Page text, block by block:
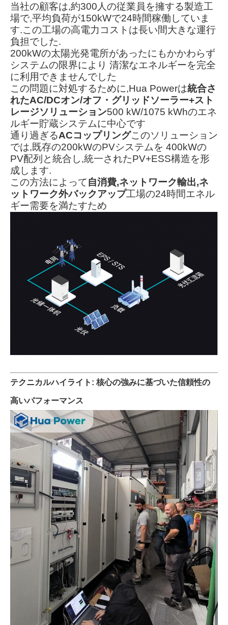
当社の顧客は,約300人の従業員を擁する製造工
場で,平均負荷が150kWで24時間稼働していま
す.この工場の高電力コストは長い間大きな運行
負担でした.
200kWの太陽光発電所があったにもかかわらず
システムの限界により 清潔なエネルギーを完全
に利用できませんでした
この問題に対処するために,Hua Powerは統合さ
れたAC/DCオン/オフ・グリッドソーラー+スト
レージソリューション500 kW/1075 kWhのエネ
ルギー貯蔵システムに中心です
通り過ぎるACコップリングこのソリューション
では,既存の200kWのPVシステムを 400kWの
PV配列と統合し,統一されたPV+ESS構造を形
成します.
この方法によって自消費,ネットワーク輸出,ネ
ットワーク外バックアップ工場の24時間エネル
ギー需要を満たすため
テクニカルハイライト: 核心の強みに基づいた信頼性の
高いパフォーマンス